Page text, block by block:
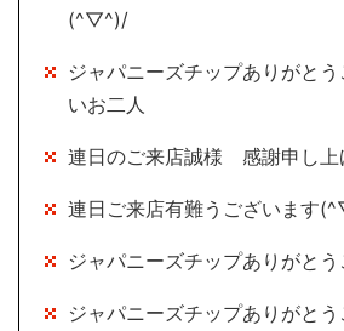
(^▽^)/
ジャパニーズチップありがと
いお二人
連日のご来店誠様 感謝申し上
連日ご来店有難うございます
ジャパニーズチップありがとう
ジャパニーズチップありがとう